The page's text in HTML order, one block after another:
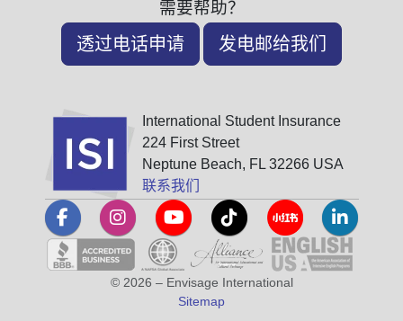
需要帮助？
透过电话申请 发电邮给我们
International Student Insurance
224 First Street
Neptune Beach, FL 32266 USA
联系我们
© 2026 – Envisage International
Sitemap